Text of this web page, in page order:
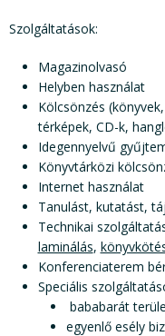
Szolgáltatások:
Magazinolvasó
Helyben használat
Kölcsönzés
térképek, CD-k,
Idegennyelvű
Könyvtárközi
Internet használat
Tanulást, kutatást,
Technikai
laminálás,
Konferenciaterem
Speciális
bababarát
egyenlő esély